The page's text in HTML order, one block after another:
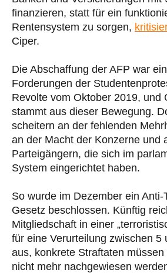
finanzieren, statt für ein
Rentensystem zu sorgen,
Ciper.
Die Abschaffung der AFP war
Forderungen der
Revolte vom Oktober 2019, und
stammt aus dieser Bewegung.
scheitern an der fehlenden
an der Macht der Konzerne und
Parteigängern, die sich im
System eingerichtet haben.
So wurde im Dezember ein Anti-
Gesetz beschlossen. Künftig
Mitgliedschaft in einer
für eine Verurteilung zwischen 5
aus, konkrete Straftaten
nicht mehr nachgewiesen